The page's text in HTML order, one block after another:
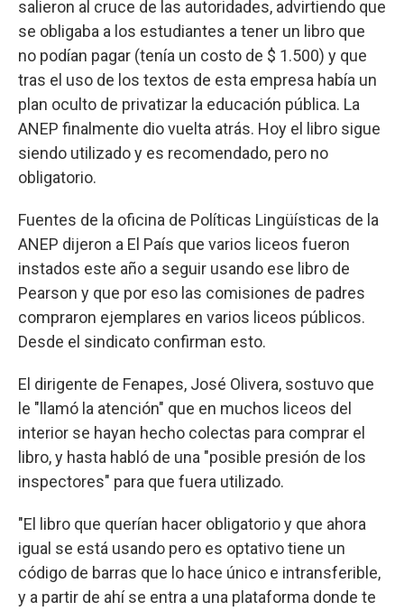
salieron al cruce de las autoridades, advirtiendo que
se obligaba a los estudiantes a tener un libro que
no podían pagar (tenía un costo de $ 1.500) y que
tras el uso de los textos de esta empresa había un
plan oculto de privatizar la educación pública. La
ANEP finalmente dio vuelta atrás. Hoy el libro sigue
siendo utilizado y es recomendado, pero no
obligatorio.
Fuentes de la oficina de Políticas Lingüísticas de la
ANEP dijeron a El País que varios liceos fueron
instados este año a seguir usando ese libro de
Pearson y que por eso las comisiones de padres
compraron ejemplares en varios liceos públicos.
Desde el sindicato confirman esto.
El dirigente de Fenapes, José Olivera, sostuvo que
le "llamó la atención" que en muchos liceos del
interior se hayan hecho colectas para comprar el
libro, y hasta habló de una "posible presión de los
inspectores" para que fuera utilizado.
"El libro que querían hacer obligatorio y que ahora
igual se está usando pero es optativo tiene un
código de barras que lo hace único e intransferible,
y a partir de ahí se entra a una plataforma donde te